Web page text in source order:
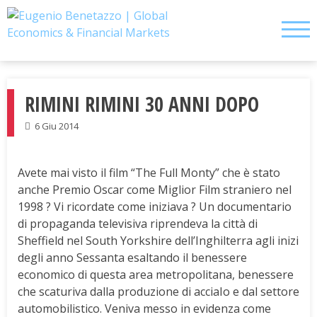
Skip
to
RIMINI RIMINI 30 ANNI DOPO
6 Giu 2014
Avete mai visto il film “The Full Monty” che è stato
anche Premio Oscar come Miglior Film straniero nel
1998 ? Vi ricordate come iniziava ? Un documentario
di propaganda televisiva riprendeva la città di
Sheffield nel South Yorkshire dell’Inghilterra agli inizi
degli anno Sessanta esaltando il benessere
economico di questa area metropolitana, benessere
che scaturiva dalla produzione di acciaIo e dal settore
automobilistico. Veniva messo in evidenza come